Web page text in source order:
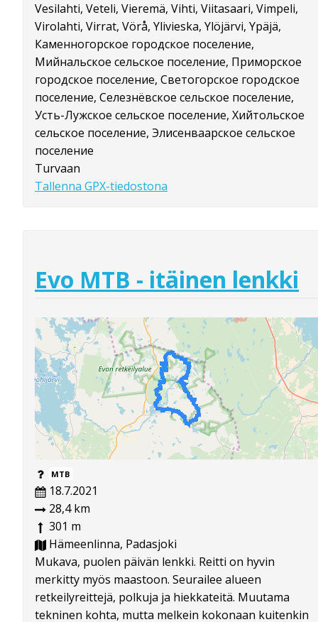
Vesilahti, Veteli, Vieremä, Vihti, Viitasaari, Vimpeli,
Virolahti, Virrat, Vörå, Ylivieska, Ylöjärvi, Ypäjä,
Каменногорское городское поселение,
Мийнальское сельское поселение, Приморское
городское поселение, Светогорское городское
поселение, Селезнёвское сельское поселение,
Усть-Лужское сельское поселение, Хийтольское
сельское поселение, Элисенваарское сельское
поселение
Turvaan
Tallenna GPX-tiedostona
Evo MTB - itäinen lenkki
MTB
18.7.2021
28,4 km
301 m
Hämeenlinna, Padasjoki
Mukava, puolen päivän lenkki. Reitti on hyvin
merkitty myös maastoon. Seurailee alueen
retkeilyreittejä, polkuja ja hiekkateitä. Muutama
tekninen kohta, mutta melkein kokonaan kuitenkin